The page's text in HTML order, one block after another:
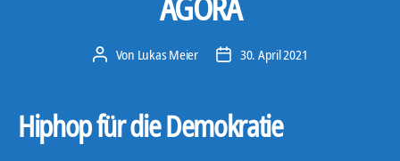
Beitragsautor
Von Lukas Meier Veröffentlichungsdatum
30. April 2021
Hiphop für die Demokratie